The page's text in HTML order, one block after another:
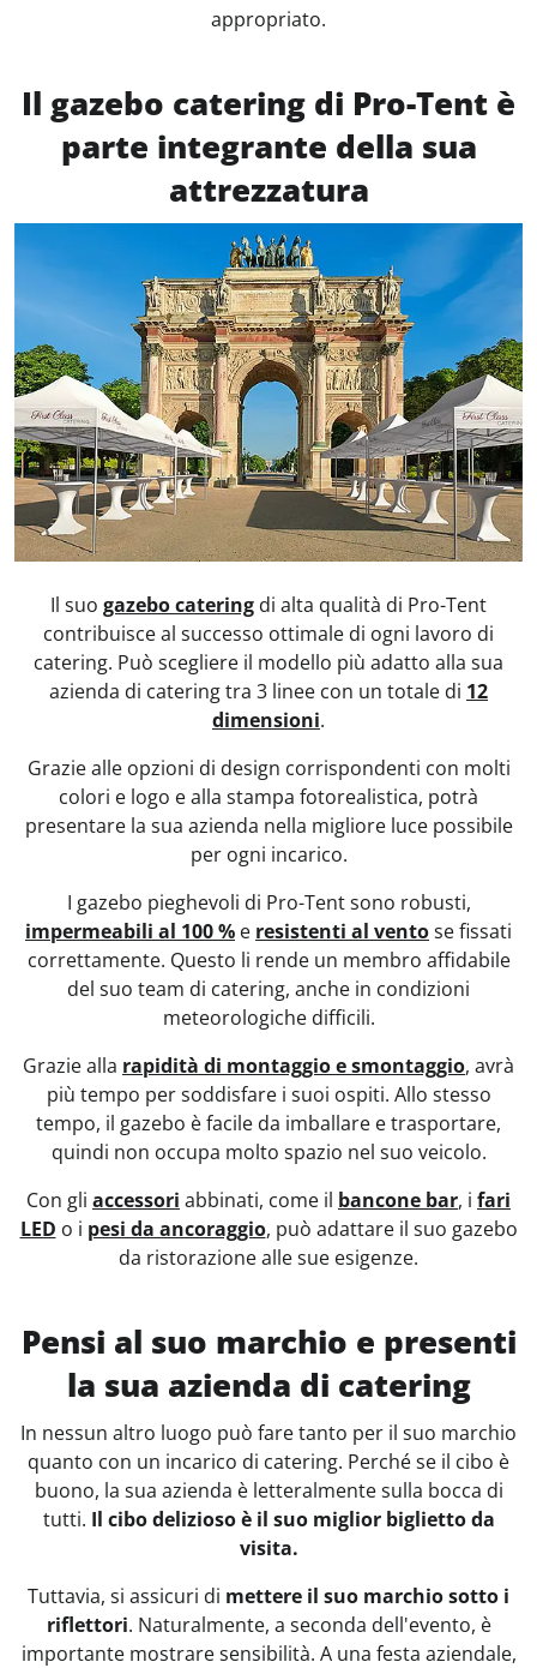
appropriato.
Il gazebo catering di Pro-Tent è
parte integrante della sua
attrezzatura
Il suo gazebo catering di alta qualità di Pro-Tent
contribuisce al successo ottimale di ogni lavoro di
catering. Può scegliere il modello più adatto alla sua
azienda di catering tra 3 linee con un totale di 12
dimensioni.
Grazie alle opzioni di design corrispondenti con molti
colori e logo e alla stampa fotorealistica, potrà
presentare la sua azienda nella migliore luce possibile
per ogni incarico.
I gazebo pieghevoli di Pro-Tent sono robusti,
impermeabili al 100 % e resistenti al ventose fissati
correttamente. Questo li rende un membro affidabile
del suo team di catering, anche in condizioni
meteorologiche difficili.
Grazie alla rapidità di montaggio e smontaggio, avrà
più tempo per soddisfare i suoi ospiti. Allo stesso
tempo, il gazebo è facile da imballare e trasportare,
quindi non occupa molto spazio nel suo veicolo.
Con gli accessori abbinati, come il bancone bar, i fari
LED o i pesi da ancoraggio, può adattare il suo gazebo
da ristorazione alle sue esigenze.
Pensi al suo marchio e presenti
la sua azienda di catering
In nessun altro luogo può fare tanto per il suo marchio
quanto con un incarico di catering. Perché se il cibo è
buono, la sua azienda è letteralmente sulla bocca di
tutti. Il cibo delizioso è il suo miglior biglietto da
visita.
Tuttavia, si assicuri di mettere il suo marchio sotto i
riflettori. Naturalmente, a seconda dell'evento, è
importante mostrare sensibilità. A una festa aziendale,